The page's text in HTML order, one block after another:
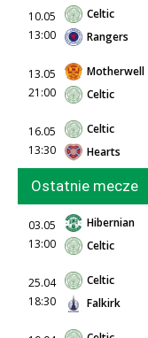
10.05
13:00
Celtic
Rangers
13.05
21:00
Motherwell
Celtic
16.05
13:30
Celtic
Hearts
Ostatnie mecze
03.05
13:00
Hibernian
Celtic
25.04
18:30
Celtic
Falkirk